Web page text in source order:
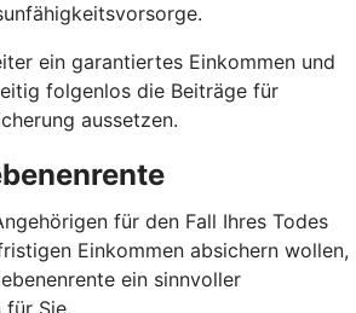
ein garantiertes Einkommen und
folgenlos die Beiträge für
aussetzen.
für den Fall Ihres Todes
Einkommen absichern wollen,
ein sinnvoller